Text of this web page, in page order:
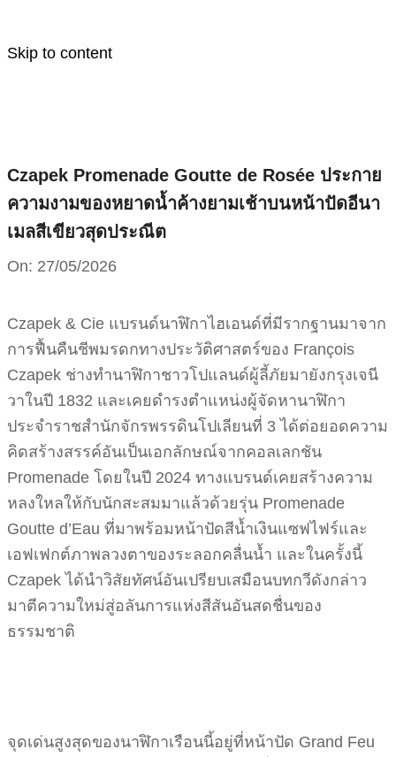
Skip to content
Czapek Promenade Goutte de Rosée ประกาย
ความงามของหยาดน้ำค้างยามเช้าบนหน้าปัดอีนา
เมลสีเขียวสุดประณีต
On: 27/05/2026
Czapek & Cie แบรนด์นาฬิกาไฮเอนด์ที่มีรากฐานมาจาก
การฟื้นคืนชีพมรดกทางประวัติศาสตร์ของ François
Czapek ช่างทำนาฬิกาชาวโปแลนด์ผู้ลี้ภัยมายังกรุงเจนี
วาในปี 1832 และเคยดำรงตำแหน่งผู้จัดหานาฬิกา
ประจำราชสำนักจักรพรรดินโปเลียนที่ 3 ได้ต่อยอดความ
คิดสร้างสรรค์อันเป็นเอกลักษณ์จากคอลเลกชัน
Promenade โดยในปี 2024 ทางแบรนด์เคยสร้างความ
หลงใหลให้กับนักสะสมมาแล้วด้วยรุ่น Promenade
Goutte d’Eau ที่มาพร้อมหน้าปัดสีน้ำเงินแซฟไฟร์และ
เอฟเฟกต์ภาพลวงตาของระลอกคลื่นน้ำ และในครั้งนี้
Czapek ได้นำวิสัยทัศน์อันเปรียบเสมือนบทกวีดังกล่าว
มาตีความใหม่สู่อลันการแห่งสีสันอันสดชื่นของ
ธรรมชาติ
จุดเด่นสูงสุดของนาฬิกาเรือนนี้อยู่ที่หน้าปัด Grand Feu